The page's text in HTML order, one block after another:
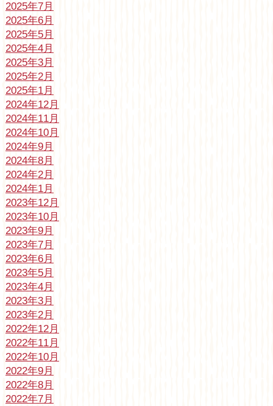
2025年7月
2025年6月
2025年5月
2025年4月
2025年3月
2025年2月
2025年1月
2024年12月
2024年11月
2024年10月
2024年9月
2024年8月
2024年2月
2024年1月
2023年12月
2023年10月
2023年9月
2023年7月
2023年6月
2023年5月
2023年4月
2023年3月
2023年2月
2022年12月
2022年11月
2022年10月
2022年9月
2022年8月
2022年7月